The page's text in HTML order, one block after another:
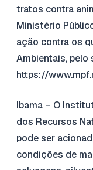
tratos contra
Ministério
ação contra os
Ambientais, pelo
https://
Ibama – O
dos Recursos
pode ser
condições de